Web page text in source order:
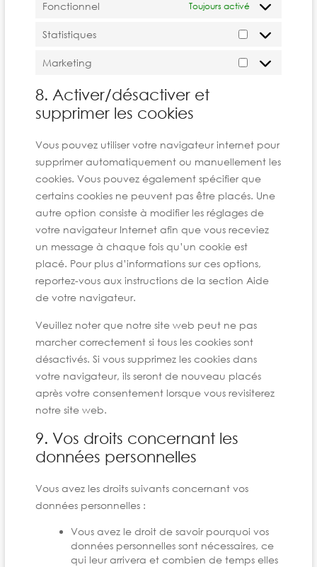
Fonctionnel Toujours activé
Statistiques
Marketing
8. Activer/désactiver et
supprimer les cookies
Vous pouvez utiliser votre navigateur internet pour
supprimer automatiquement ou manuellement les
cookies. Vous pouvez également spécifier que
certains cookies ne peuvent pas être placés. Une
autre option consiste à modifier les réglages de
votre navigateur Internet afin que vous receviez
un message à chaque fois qu’un cookie est
placé. Pour plus d’informations sur ces options,
reportez-vous aux instructions de la section Aide
de votre navigateur.
Veuillez noter que notre site web peut ne pas
marcher correctement si tous les cookies sont
désactivés. Si vous supprimez les cookies dans
votre navigateur, ils seront de nouveau placés
après votre consentement lorsque vous revisiterez
notre site web.
9. Vos droits concernant les
données personnelles
Vous avez les droits suivants concernant vos
données personnelles :
Vous avez le droit de savoir pourquoi vos
données personnelles sont nécessaires, ce
qui leur arrivera et combien de temps elles